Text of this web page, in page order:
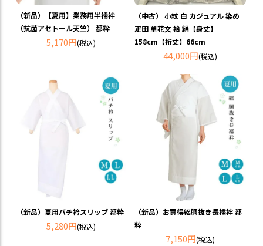
（新品）【夏用】業務用半襦袢
（抗菌アセトール天竺） 都粋
5,170円(税込)
（中古） 小紋 白 カジュアル 染め
疋田 草花文 袷 絹【身丈】
158cm【裄丈】66cm
44,000円(税込)
（新品）夏用バチ衿スリップ 都粋
5,280円(税込)
（新品）お買得絽胴抜き長襦袢 都
粋
7,150円(税込)